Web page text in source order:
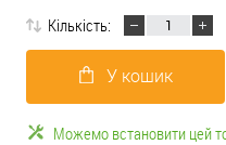
Кількість:
У кошик
Можемо встановити цей